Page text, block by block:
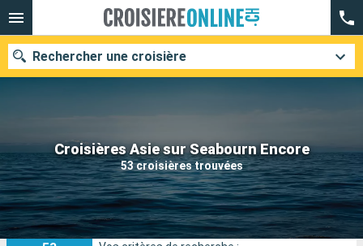
Croisières Asie sur Seabourn Encore
53 croisières trouvées
Rechercher une croisière
Nos destinations
Mois de départ
Ports Compagnies